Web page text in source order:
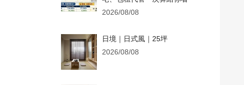
2026/08/08
日境｜日式風｜25坪
2026/08/08